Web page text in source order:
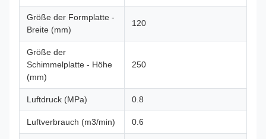
Größe der Formplatte -
Breite (mm)
120
Größe der
Schimmelplatte - Höhe
(mm)
250
Luftdruck (MPa) 0.8
Luftverbrauch (m3/min) 0.6